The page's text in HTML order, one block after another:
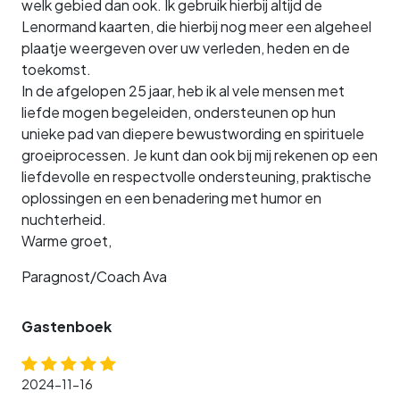
welk gebied dan ook. Ik gebruik hierbij altijd de
Lenormand kaarten, die hierbij nog meer een algeheel
plaatje weergeven over uw verleden, heden en de
toekomst.
In de afgelopen 25 jaar, heb ik al vele mensen met
liefde mogen begeleiden, ondersteunen op hun
unieke pad van diepere bewustwording en spirituele
groeiprocessen. Je kunt dan ook bij mij rekenen op een
liefdevolle en respectvolle ondersteuning, praktische
oplossingen en een benadering met humor en
nuchterheid.
Warme groet,
Paragnost/Coach Ava
Gastenboek
2024-11-16